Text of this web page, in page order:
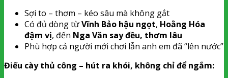
Sợi to – thơm – kéo sâu mà không gắt
Có đủ dòng từVĩnh Bảo hậu ngọt, Hoằng Hóa
đậm vị, đến Nga Văn say đều, thơm lâu
Phù hợp cả người mới chơi lẫn anh em đã “lên nước”
Điếu cày thủ công – hút ra khói, không chỉ để ngắm: